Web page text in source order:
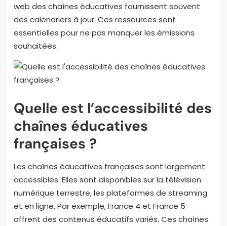
web des chaînes éducatives fournissent souvent
des calendriers à jour. Ces ressources sont
essentielles pour ne pas manquer les émissions
souhaitées.
Quelle est l’accessibilité des
chaînes éducatives
françaises ?
Les chaînes éducatives françaises sont largement
accessibles. Elles sont disponibles sur la télévision
numérique terrestre, les plateformes de streaming
et en ligne. Par exemple, France 4 et France 5
offrent des contenus éducatifs variés. Ces chaînes